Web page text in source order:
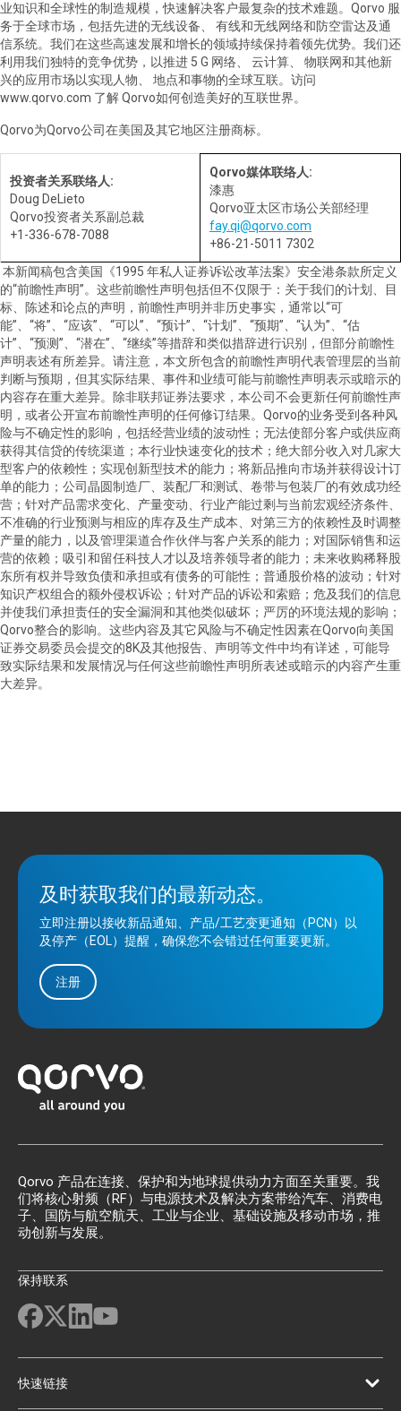
业知识和全球性的制造规模，快速解决客户最复杂的技术难题。 Qorvo 服
务于全球市场，包括先进的无线设备、
有线和无线网络和防空雷达及通
信系统。我们在这些高速发展和增长的领域持续保持着领先优势。我们还
利用我们独特的竞争优势，以推进 5 G 网络、 云计算、
物联网和其他新
兴的应用市场以实现人物、
地点和事物的全球互联。访问
www.qorvo.com 了解Qorvo如何创造美好的互联世界。
Qorvo为Qorvo公司在美国及其它地区注册商标。
投资者关系联络人:
Doug DeLieto
Qorvo投资者关系副总裁
+1-336-678-7088
Qorvo媒体联络人:
漆惠
Qorvo亚太区市场公关部经理
fay.qi@qorvo.com
+86-21-5011 7302
本新闻稿包含美国《1995 年私人证券诉讼改革法案》安全港条款所定义
的“前瞻性声明”。这些前瞻性声明包括但不仅限于：关于我们的计划、目
标、陈述和论点的声明，前瞻性声明并非历史事实，通常以“可
能” “将” “应该” “可以” “预计” “计划” “预期” “认为” “估
计” “预测” “潜在” “继续”等措辞和类似措辞进行识别，但部分前瞻性
声明表述有所差异。请注意，本文所包含的前瞻性声明代表管理层的当前
判断与预期，但其实际结果、事件和业绩可能与前瞻性声明表示或暗示的
内容存在重大差异。除非联邦证券法要求，本公司不会更新任何前瞻性声
明，或者公开宣布前瞻性声明的任何修订结果。 Qorvo的业务受到各种风
险与不确定性的影响，包括经营业绩的波动性；无法使部分客户或供应商
获得其信贷的传统渠道；本行业快速变化的技术；绝大部分收入对几家大
型客户的依赖性；实现创新型技术的能力；将新品推向市场并获得设计订
单的能力；公司晶圆制造厂、装配厂和测试、卷带与包装厂的有效成功经
营；针对产品需求变化、产量变动、行业产能过剩与当前宏观经济条件、
不准确的行业预测与相应的库存及生产成本、对第三方的依赖性及时调整
产量的能力，以及管理渠道合作伙伴与客户关系的能力；对国际销售和运
营的依赖；吸引和留任科技人才以及培养领导者的能力；未来收购稀释股
东所有权并导致负债和承担或有债务的可能性；普通股价格的波动；针对
知识产权组合的额外侵权诉讼；针对产品的诉讼和索赔；危及我们的信息
并使我们承担责任的安全漏洞和其他类似破坏；严厉的环境法规的影响；
Qorvo整合的影响。这些内容及其它风险与不确定性因素在Qorvo向美国
证券交易委员会提交的8K及其他报告、声明等文件中均有详述，可能导
致实际结果和发展情况与任何这些前瞻性声明所表述或暗示的内容产生重
大差异。
及时获取我们的最新动态。
立即注册以接收新品通知、产品/工艺变更通知（PCN）以
及停产（EOL）提醒，确保您不会错过任何重要更新。
注册
Qorvo 产品在连接、保护和为地球提供动力方面至关重要。我
们将核心射频（RF）与电源技术及解决方案带给汽车、消费电
子、国防与航空航天、工业与企业、基础设施及移动市场，推
动创新与发展。
保持联系
快速链接